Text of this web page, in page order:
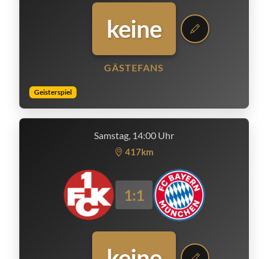
keine
GÄSTEFANS
Geisterspiel
Samstag, 14:00 Uhr
417km
1:1